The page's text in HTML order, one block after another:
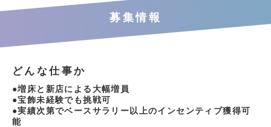
募集情報
どんな仕事か
●増床と新店による大幅増員
●宝飾未経験でも挑戦可
●実績次第でベースサラリー以上のインセンティブ獲得可
能